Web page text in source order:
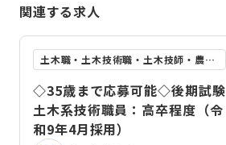
関連する求人
土木職・土木技術職・土木技師・農業土木職
◇35歳まで応募可能◇後期試験
土木系技術職員：高卒程度（令
和9年4月採用）